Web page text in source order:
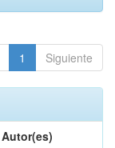
1 Siguiente
Autor(es)